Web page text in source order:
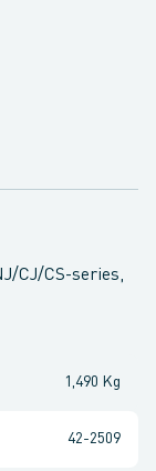
CJ/CS-series,
1,490 Kg
42-2509